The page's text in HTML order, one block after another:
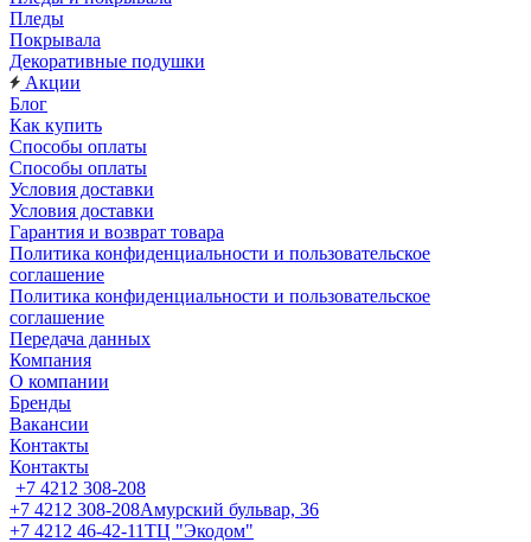
Пледы
Покрывала
Декоративные подушки
Акции
Блог
Как купить
Способы оплаты
Способы оплаты
Условия доставки
Условия доставки
Гарантия и возврат товара
Политика конфиденциальности и пользовательское
соглашение
Политика конфиденциальности и пользовательское
соглашение
Передача данных
Компания
О компании
Бренды
Вакансии
Контакты
Контакты
+7 4212 308-208
+7 4212 308-208Амурский бульвар, 36
+7 4212 46-42-11ТЦ "Экодом"